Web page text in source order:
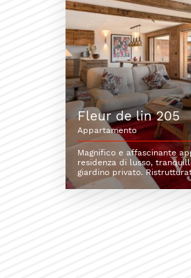
fleur de lin 205
appartamento
Magnifico e affascinante
residenza di lusso,
giardino privato.
confortevole, arredata in